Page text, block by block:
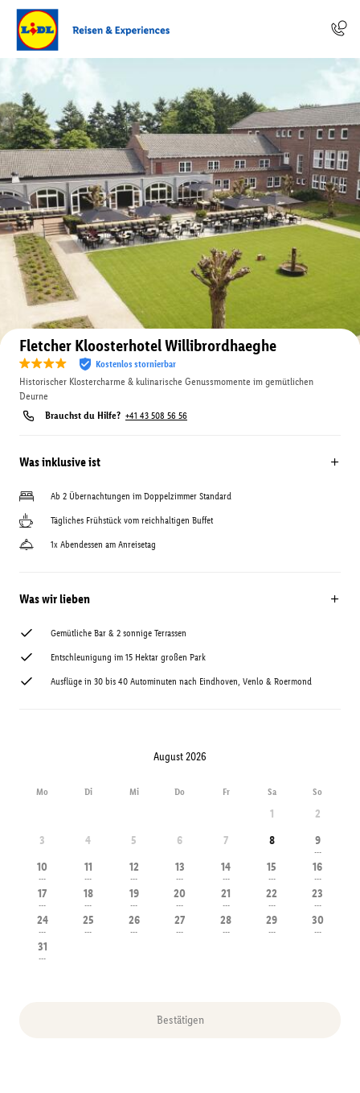
Fletcher Kloosterhotel Willibrordhaeghe
Kostenlos stornierbar
Historischer Klostercharme & kulinarische Genussmomente im gemütlichen
Deurne
Brauchst du Hilfe? +41 43 508 56 56
Was inklusive ist
Ab 2 Übernachtungen im Doppelzimmer Standard
Tägliches Frühstück vom reichhaltigen Buffet
1x Abendessen am Anreisetag
Was wir lieben
Gemütliche Bar & 2 sonnige Terrassen
Entschleunigung im 15 Hektar großen Park
Ausflüge in 30 bis 40 Autominuten nach Eindhoven, Venlo & Roermond
August 2026
Mo Di Mi Do Fr Sa So
1
2
3
4 5 6 7 8 9
---
10
---
11
---
12
---
13
---
14
---
15
---
16
---
17
---
18
---
19
---
20
---
21
---
22
---
23
---
24
---
25
---
26
---
27
---
28
---
29
---
30
---
31
---
Bestätigen